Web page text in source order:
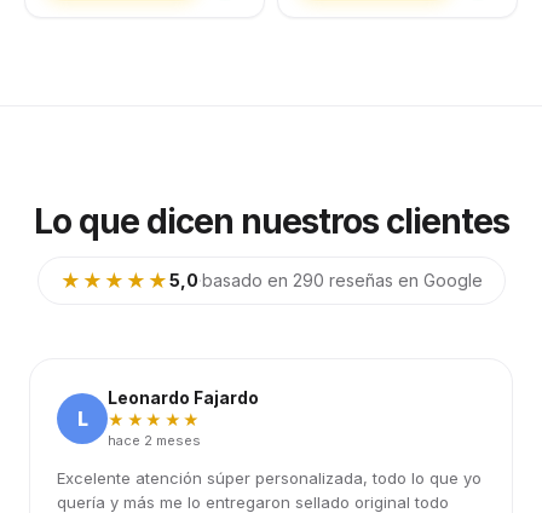
Lo que dicen nuestros clientes
★★★★★5,0·basado en 290 reseñas en Google
L
Leonardo Fajardo
★★★★★
hace 2 meses
Excelente atención súper personalizada, todo lo que yo
quería y más me lo entregaron sellado original todo